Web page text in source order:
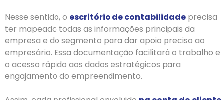
Nesse sentido, o escritório de contabilidade precisa
ter mapeado todas as informações principais da
empresa e do segmento para dar apoio preciso ao
empresário. Essa documentação facilitará o trabalho e
o acesso rápido aos dados estratégicos para
engajamento do empreendimento.